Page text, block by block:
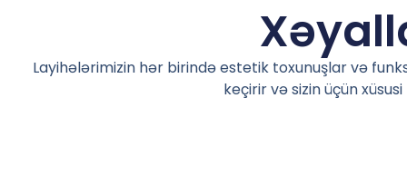
Layihələrimizin hər birində estetik toxunuşlar və
keçirir və sizin üçün